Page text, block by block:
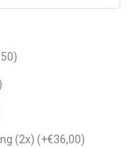
(2x) (+€36,00)